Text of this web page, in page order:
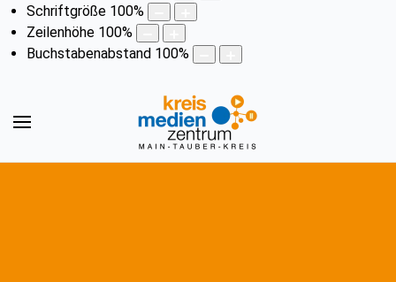
Schriftgröße 100%
Zeilenhöhe 100%
Buchstabenabstand 100%